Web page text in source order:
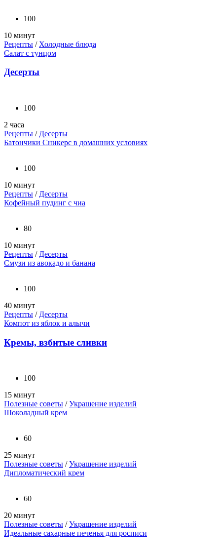
100
10 минут
Рецепты / Холодные блюда
Салат с тунцом
Десерты
100
2 часа
Рецепты / Десерты
Батончики Сникерс в домашних условиях
100
10 минут
Рецепты / Десерты
Кофейный пудинг с чиа
80
10 минут
Рецепты / Десерты
Смузи из авокадо и банана
100
40 минут
Рецепты / Десерты
Компот из яблок и алычи
Кремы, взбитые сливки
100
15 минут
Полезные советы /Украшение изделий
Шоколадный крем
60
25 минут
Полезные советы /Украшение изделий
Дипломатический крем
60
20 минут
Полезные советы /Украшение изделий
Идеальные сахарные печенья для росписи